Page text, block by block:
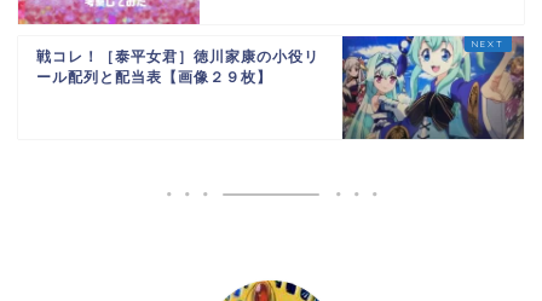
戦コレ！［泰平女君］徳川家康の小役リ
ール配列と配当表【画像２９枚】